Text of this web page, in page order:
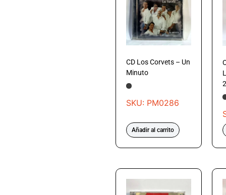
CD Los Corvets – Un
Minuto
SKU: PM0286
Añadir al carrito